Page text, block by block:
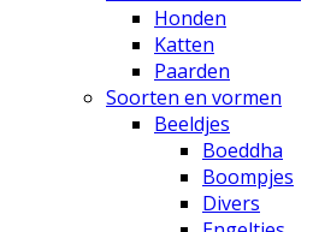
Honden
Katten
Paarden
Soorten en vormen
Beeldjes
Boeddha
Boompjes
Divers